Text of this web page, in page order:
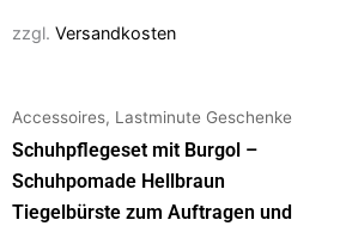
zzgl. Versandkosten
Accessoires, Lastminute Geschenke
Schuhpflegeset mit Burgol –
Schuhpomade Hellbraun
Tiegelbürste zum Auftragen und